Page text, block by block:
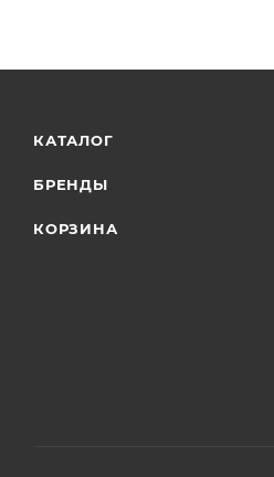
КАТАЛОГ
БРЕНДЫ
КОРЗИНА